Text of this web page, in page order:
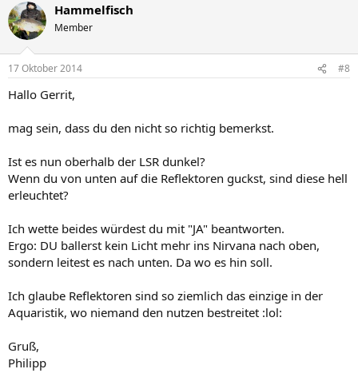
Hammelfisch
Member
17 Oktober 2014 #8
Hallo Gerrit,
mag sein, dass du den nicht so richtig bemerkst.
Ist es nun oberhalb der LSR dunkel?
Wenn du von unten auf die Reflektoren guckst, sind diese hell
erleuchtet?
Ich wette beides würdest du mit "JA" beantworten.
Ergo: DU ballerst kein Licht mehr ins Nirvana nach oben,
sondern leitest es nach unten. Da wo es hin soll.
Ich glaube Reflektoren sind so ziemlich das einzige in der
Aquaristik, wo niemand den nutzen bestreitet :lol:
Gruß,
Philipp